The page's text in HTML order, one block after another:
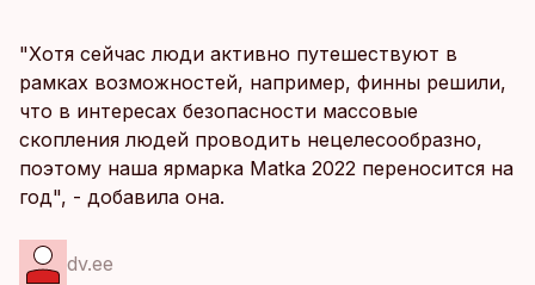
"Хотя сейчас люди активно путешествуют в
рамках возможностей, например, финны решили,
что в интересах безопасности массовые
скопления людей проводить нецелесообразно,
поэтому наша ярмарка Matka 2022 переносится на
год", - добавила она.
dv.ee